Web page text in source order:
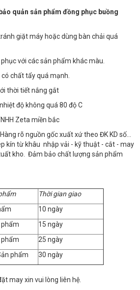
quản sản phẩm đồng phục buồng
giặt máy hoặc dùng bàn chải quá
với các sản phẩm khác màu.
chất tẩy quá mạnh.
thời tiết nắng gắt
độ không quá 80 độ C
Zeta miền bắc
Hàng rõ nguồn gốc xuất xứ theo ĐK KD số…
kín từ khâu nhập vải - kỹ thuật - cắt - may
kho. Đảm bảo chất lượng sản phẩm
Thời gian giao
10 ngày
phẩm
15 ngày
phẩm
25 ngày
phẩm
30 ngày
may xin vui lòng liên hệ.